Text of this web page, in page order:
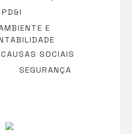
PD&I
E
SOCIAIS
SEGURANÇA